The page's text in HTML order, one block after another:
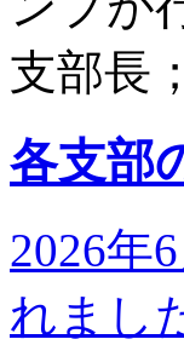
支部長
各支部
2026年
れまし